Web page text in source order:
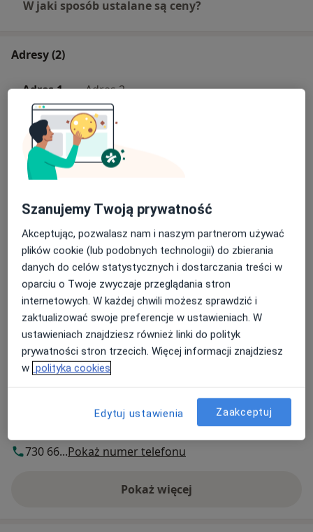
W jaki sposób ustalane są ceny?
Adresy (2)
Adres 1 Adres 2
Gabinety Chirurgiczne Sowmed
Stanisława Barańczaka 1/45,
Powiększ mapęotwiera się w nowej karcie
Dostępność
Pokaż kalendarz
Płatność online akceptowana
Oszczędź swój czas przed wizytą.
Szczegóły
730 66...Pokaż numer telefonu
Pokaż więcej
o adresie
Szanujemy Twoją prywatność
Akceptując, pozwalasz nam i naszym partnerom używać
plików cookie (lub podobnych technologii) do zbierania
danych do celów statystycznych i dostarczania treści w
oparciu o Twoje zwyczaje przeglądania stron
internetowych. W każdej chwili możesz sprawdzić i
zaktualizować swoje preferencje w ustawieniach. W
ustawieniach znajdziesz również linki do polityk
prywatności stron trzecich. Więcej informacji znajdziesz
w polityka cookies
Edytuj ustawienia Zaakceptuj